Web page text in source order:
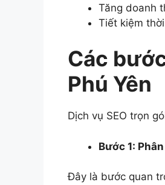
Tăng doanh
Tiết kiệm
Các
Phú Yên
Dịch vụ SEO trọn
Bước 1:
Đây là bước quan